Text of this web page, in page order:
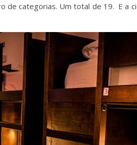
de categorias. Um total de 19. E a